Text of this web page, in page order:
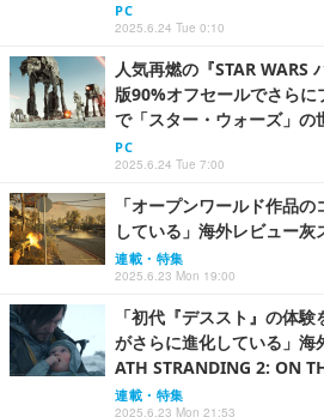
PC
2025.6.24 Tue 0:10
人気再燃の『STAR
版90%オフセールでさら
で「スター・ウォーズ」の
PC
2025.6.24 Tue 7:00
「オープンワールド作品
している」海外レビュー灰
連載・特集
2025.6.23 Mon 19:00
「初代『デススト』の体
がさらに進化している」海
ATH STRANDING 2: ON
連載・特集
2025.6.23 Mon 21:53